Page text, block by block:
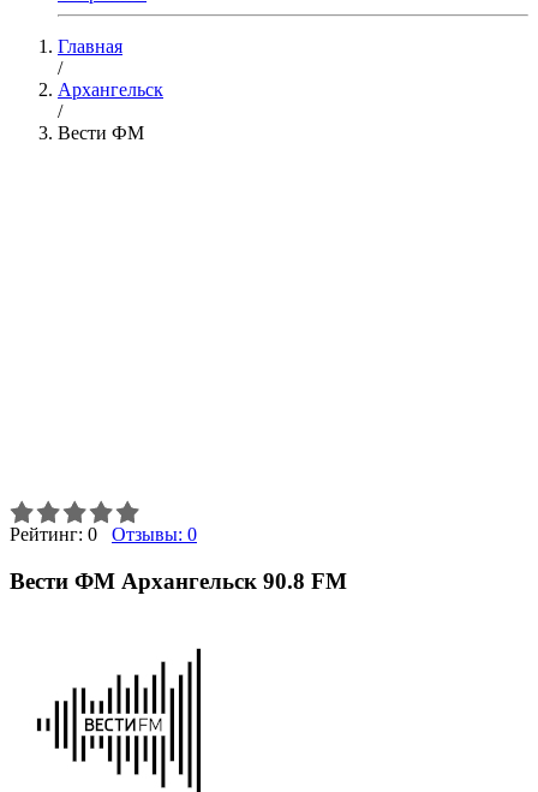
Главная
/
Архангельск
/
Вести ФМ
Рейтинг: 0 Отзывы: 0
Вести ФМ Архангельск 90.8 FM